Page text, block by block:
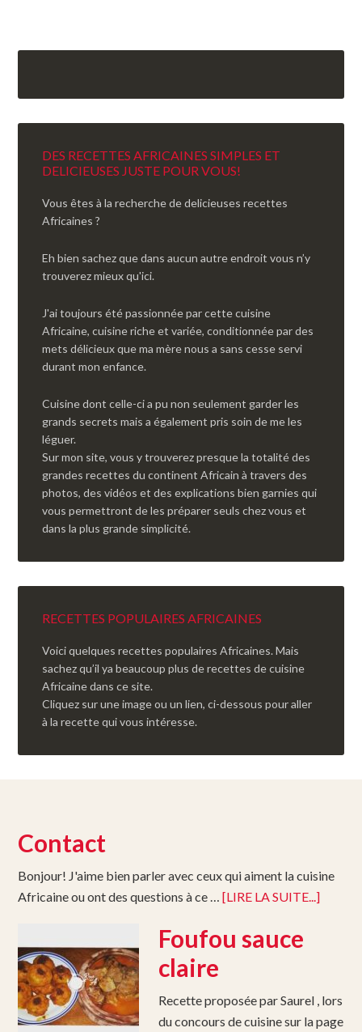
DES RECETTES AFRICAINES SIMPLES ET
DELICIEUSES JUSTE POUR VOUS!
Vous êtes à la recherche de delicieuses recettes
Africaines ?
Eh bien sachez que dans aucun autre endroit vous n’y
trouverez mieux qu'ici.
J'ai toujours été passionnée par cette cuisine
Africaine, cuisine riche et variée, conditionnée par des
mets délicieux que ma mère nous a sans cesse servi
durant mon enfance.
Cuisine dont celle-ci a pu non seulement garder les
grands secrets mais a également pris soin de me les
léguer.
Sur mon site, vous y trouverez presque la totalité des
grandes recettes du continent Africain à travers des
photos, des vidéos et des explications bien garnies qui
vous permettront de les préparer seuls chez vous et
dans la plus grande simplicité.
RECETTES POPULAIRES AFRICAINES
Voici quelques recettes populaires Africaines. Mais
sachez qu’il ya beaucoup plus de recettes de cuisine
Africaine dans ce site.
Cliquez sur une image ou un lien, ci-dessous pour aller
à la recette qui vous intéresse.
Contact
Bonjour! J'aime bien parler avec ceux qui aiment la cuisine
Africaine ou ont des questions à ce …[LIRE LA SUITE...]
Foufou sauce
claire
Recette proposée par Saurel , lors
du concours de cuisine sur la page